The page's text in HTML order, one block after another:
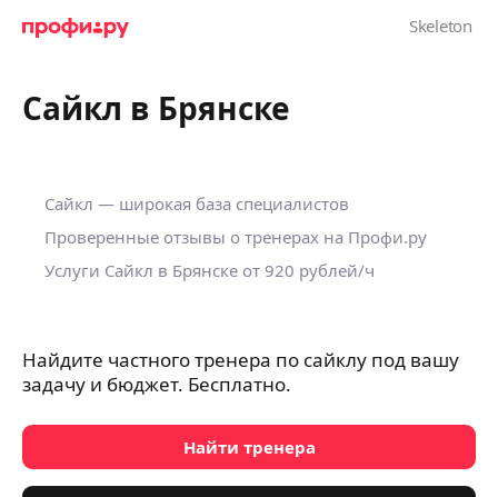
Сайкл в Брянске
Сайкл — широкая база специалистов
Проверенные отзывы о тренерах на Профи.ру
Услуги Сайкл в Брянске от 920 рублей/ч
Найдите частного тренера по сайклу под вашу
задачу и бюджет. Бесплатно.
Найти тренера